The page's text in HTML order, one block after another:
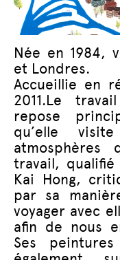
Née en 1984,
et Londres.
Accueillie en
2011.Le
repose
qu’elle
atmosphères
travail,
Kai Hong,
par sa
voyager avec
afin de nous
Ses